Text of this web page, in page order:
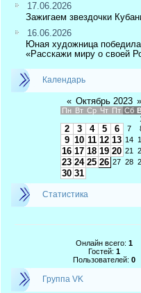
17.06.2026
Зажигаем звездочки
16.06.2026
Юная художница
«Расскажи миру о своей
Календарь
« Октябрь 2023 »
Пн Вт Ср Чт Пт Сб
2 3 4 5 6 7
9 10 11 12 13 14
16 17 18 19 20 21
23 24 25 26 27 28
30 31
Статистика
Онлайн всего: 1
Гостей: 1
Пользователей: 0
Группа VK